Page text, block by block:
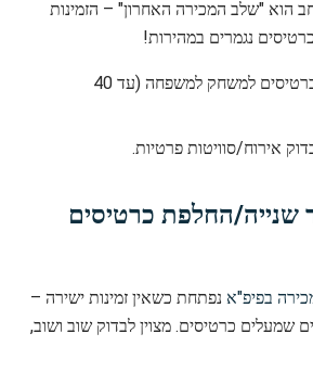
הוא "שלב המכירה האחרון" – הזמינות
נגמרים במהירות!
כמות מקסימלית: עד 4 כרטיסים למשחק למשפחה (עד 40
אירוח/סוויטות פרטיות.
יד שנייה/החלפת כרטיסים
בפיפ"א נפתחת כשאין זמינות ישירה –
שמעלים כרטיסים. מצוין לבדוק שוב ושוב,